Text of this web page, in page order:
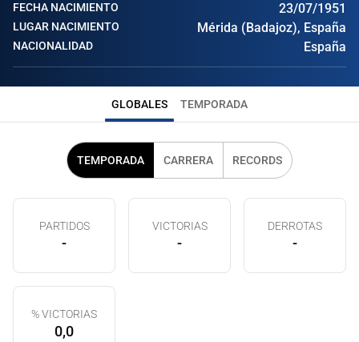
FECHA NACIMIENTO 23/07/1951
LUGAR NACIMIENTO Mérida (Badajoz), España
NACIONALIDAD España
GLOBALES TEMPORADA
TEMPORADA CARRERA RECORDS
PARTIDOS
-
VICTORIAS
-
DERROTAS
-
% VICTORIAS
0,0